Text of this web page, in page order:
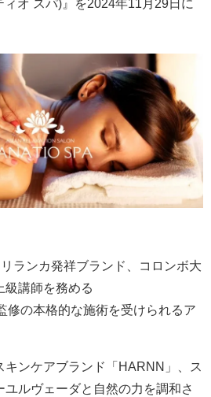
ィオ スパ)』を2024年11月29日に
ランカ発祥ブランド、コロンボ大
級講師を務める
修の本格的な施術を受けられるア
キンケアブランド「HARNN」、ス
ユルヴェーダと自然の力を調和さ